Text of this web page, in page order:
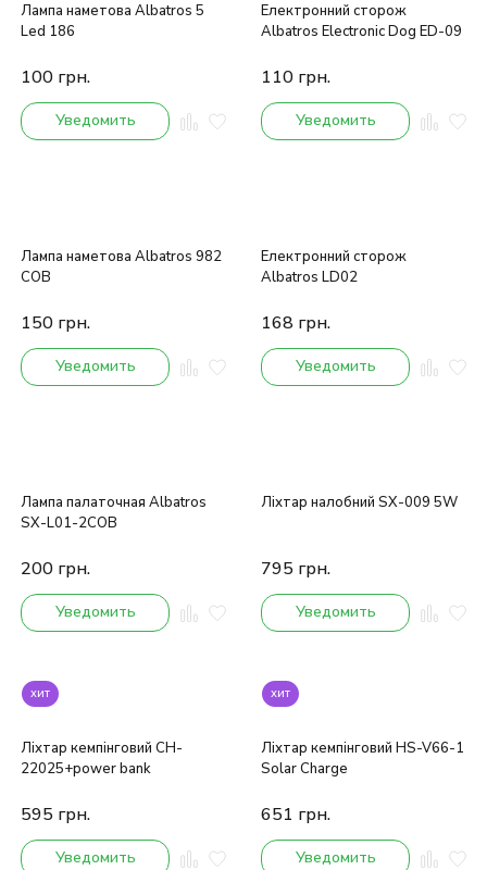
Лампа наметова Albatros 5
Led 186
100 грн.
Уведомить
Електронний сторож
Albatros Electronic Dog ED-09
110 грн.
Уведомить
Лампа наметова Albatros 982
COB
150 грн.
Уведомить
Електронний сторож
Albatros LD02
168 грн.
Уведомить
Лампа палаточная Albatros
SX-L01-2COB
200 грн.
Уведомить
Ліхтар налобний SX-009 5W
795 грн.
Уведомить
хит
Ліхтар кемпінговий CH-
22025+power bank
595 грн.
Уведомить
хит
Ліхтар кемпінговий HS-V66-1
Solar Charge
651 грн.
Уведомить